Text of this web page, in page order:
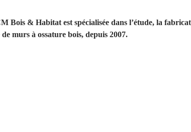
Bois & Habitat est spécialisée dans l’étude, la
murs à ossature bois, depuis 2007.